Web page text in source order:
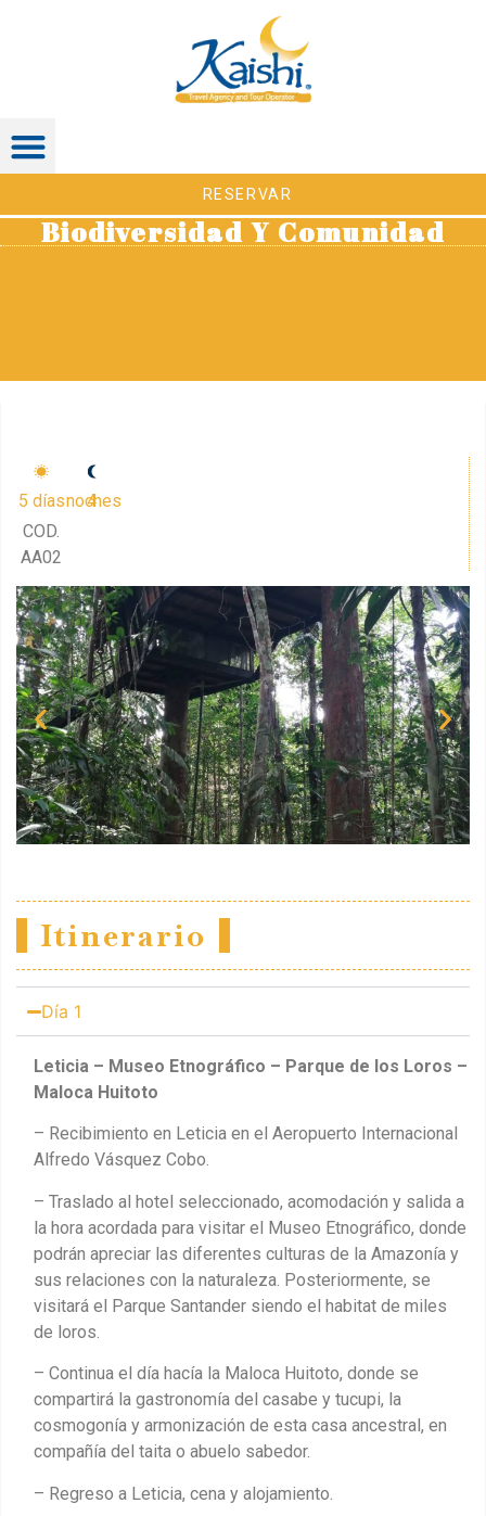
RESERVAR
Biodiversidad Y Comunidad
5 días
COD.
AA02
4 noches
Itinerario
Día 1
Leticia – Museo Etnográfico – Parque de los Loros –
Maloca Huitoto
– Recibimiento en Leticia en el Aeropuerto Internacional
Alfredo Vásquez Cobo.
– Traslado al hotel seleccionado, acomodación y salida a
la hora acordada para visitar el Museo Etnográfico, donde
podrán apreciar las diferentes culturas de la Amazonía y
sus relaciones con la naturaleza. Posteriormente, se
visitará el Parque Santander siendo el habitat de miles
de loros.
– Continua el día hacía la Maloca Huitoto, donde se
compartirá la gastronomía del casabe y tucupi, la
cosmogonía y armonización de esta casa ancestral, en
compañía del taita o abuelo sabedor.
– Regreso a Leticia, cena y alojamiento.